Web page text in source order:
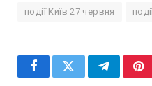
події Київ 27 червня
FacebookTwitterTelegram